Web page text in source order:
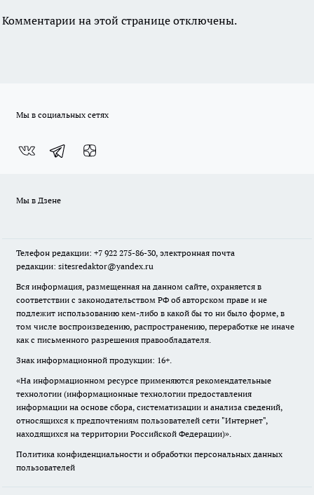
Комментарии на этой странице отключены.
Мы в социальных сетях
Мы в Дзене
Телефон редакции: +7 922 275-86-30, электронная почта
редакции: sitesredaktor@yandex.ru
Вся информация, размещенная на данном сайте, охраняется в
соответствии с законодательством РФ об авторском праве и не
подлежит использованию кем-либо в какой бы то ни было форме, в
том числе воспроизведению, распространению, переработке не иначе
как с письменного разрешения правообладателя.
Знак информационной продукции: 16+.
«На информационном ресурсе применяются рекомендательные
технологии (информационные технологии предоставления
информации на основе сбора, систематизации и анализа сведений,
относящихся к предпочтениям пользователей сети "Интернет",
находящихся на территории Российской Федерации)».
Политика конфиденциальности и обработки персональных данных
пользователей